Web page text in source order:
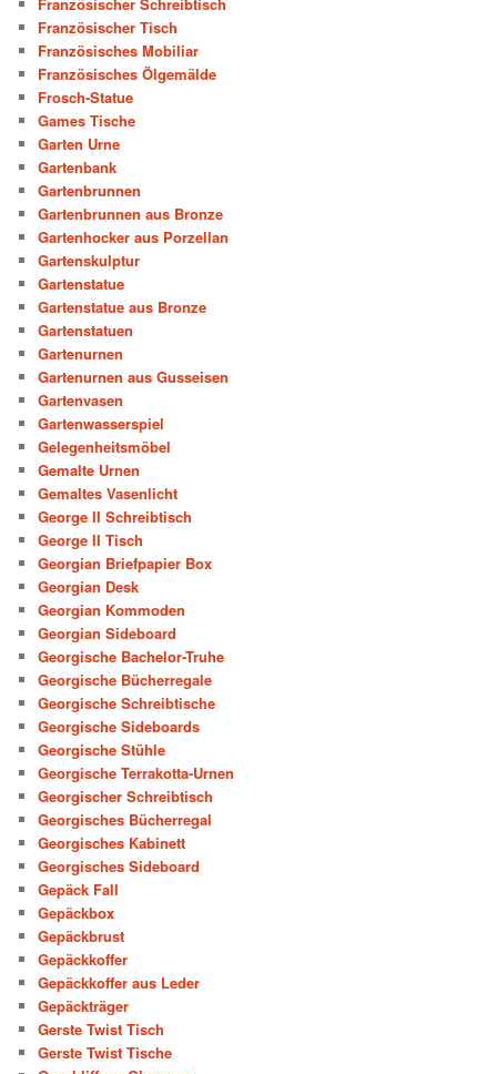
Französischer Tisch
Französisches Mobiliar
Französisches Ölgemälde
Frosch-Statue
Games Tische
Garten Urne
Gartenbank
Gartenbrunnen
Gartenbrunnen aus Bronze
Gartenhocker aus Porzellan
Gartenskulptur
Gartenstatue
Gartenstatue aus Bronze
Gartenstatuen
Gartenurnen
Gartenurnen aus Gusseisen
Gartenvasen
Gartenwasserspiel
Gelegenheitsmöbel
Gemalte Urnen
Gemaltes Vasenlicht
George II Schreibtisch
George II Tisch
Georgian Briefpapier Box
Georgian Desk
Georgian Kommoden
Georgian Sideboard
Georgische Bachelor-Truhe
Georgische Bücherregale
Georgische Schreibtische
Georgische Sideboards
Georgische Stühle
Georgische Terrakotta-Urnen
Georgischer Schreibtisch
Georgisches Bücherregal
Georgisches Kabinett
Georgisches Sideboard
Gepäck Fall
Gepäckbox
Gepäckbrust
Gepäckkoffer
Gepäckkoffer aus Leder
Gepäckträger
Gerste Twist Tisch
Gerste Twist Tische